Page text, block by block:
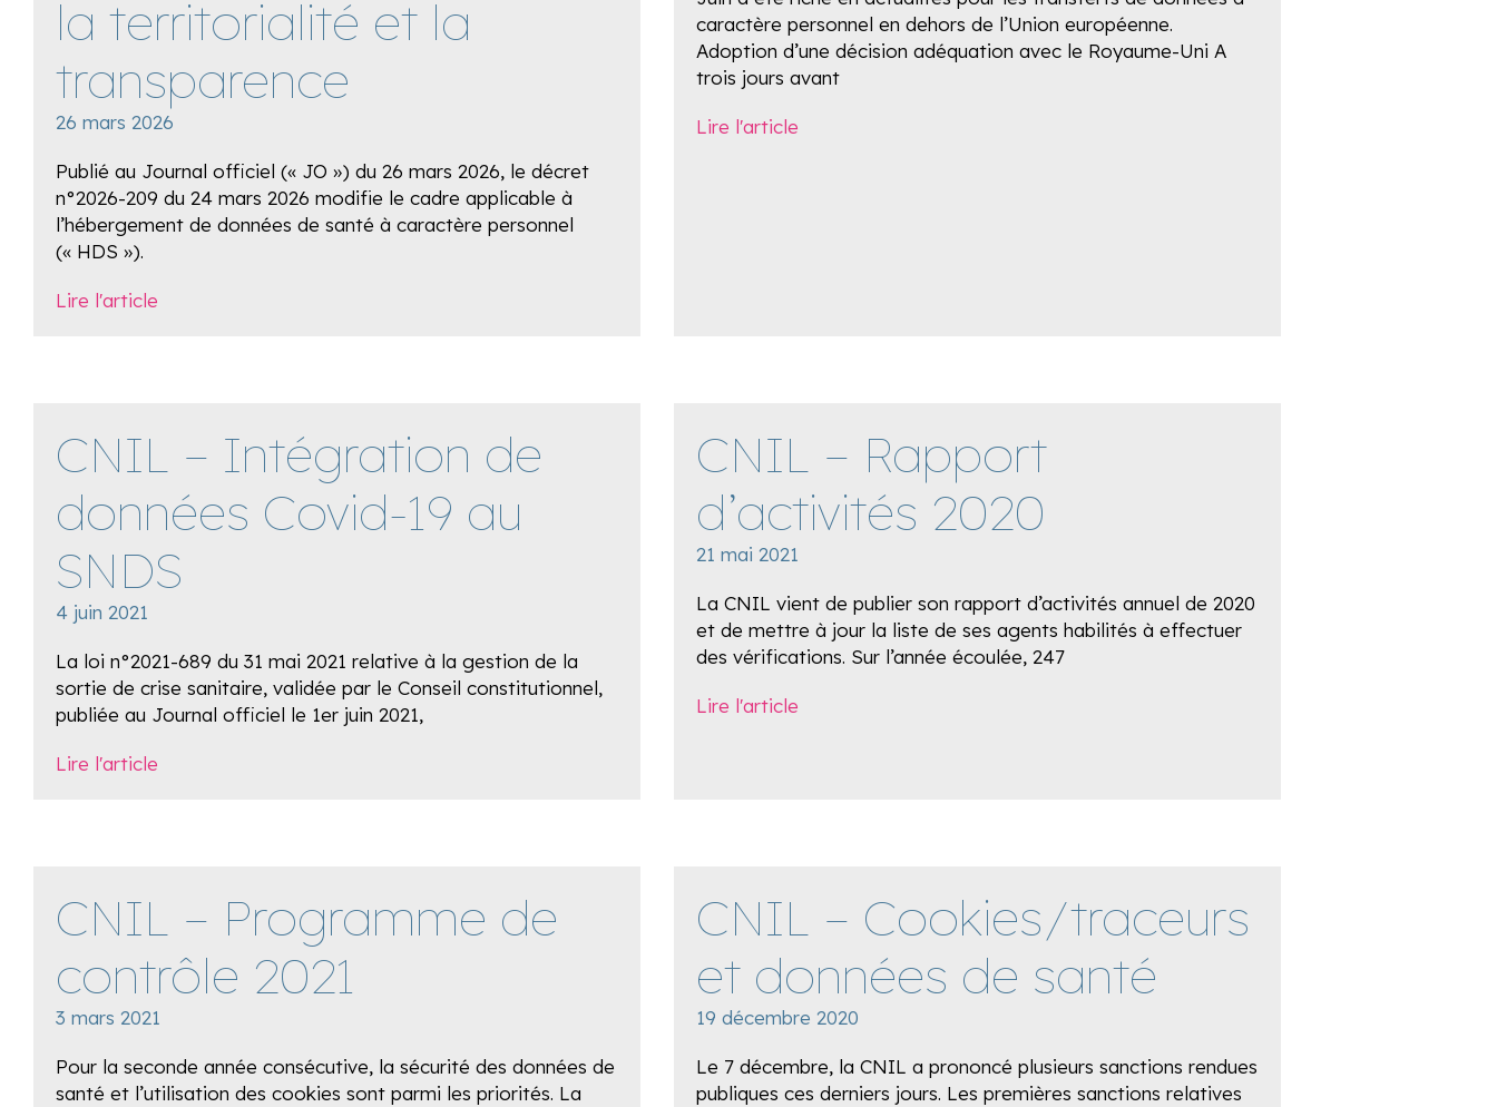
la territorialité et la
transparence
26 mars 2026
Publié au Journal officiel (« JO ») du 26 mars 2026, le décret
n°2026-209 du 24 mars 2026 modifie le cadre applicable à
l’hébergement de données de santé à caractère personnel
(« HDS »).
Lire l'article
caractère personnel en dehors de l’Union européenne.
Adoption d’une décision adéquation avec le Royaume-Uni A
trois jours avant
Lire l'article
CNIL – Intégration de
données Covid-19 au
SNDS
4 juin 2021
La loi n°2021-689 du 31 mai 2021 relative à la gestion de la
sortie de crise sanitaire, validée par le Conseil constitutionnel,
publiée au Journal officiel le 1er juin 2021,
Lire l'article
CNIL – Rapport
d’activités 2020
21 mai 2021
La CNIL vient de publier son rapport d’activités annuel de 2020
et de mettre à jour la liste de ses agents habilités à effectuer
des vérifications. Sur l’année écoulée, 247
Lire l'article
CNIL – Programme de
contrôle 2021
3 mars 2021
Pour la seconde année consécutive, la sécurité des données de
santé et l’utilisation des cookies sont parmi les priorités. La
CNIL – Cookies/traceurs
et données de santé
19 décembre 2020
Le 7 décembre, la CNIL a prononcé plusieurs sanctions rendues
publiques ces derniers jours. Les premières sanctions relatives